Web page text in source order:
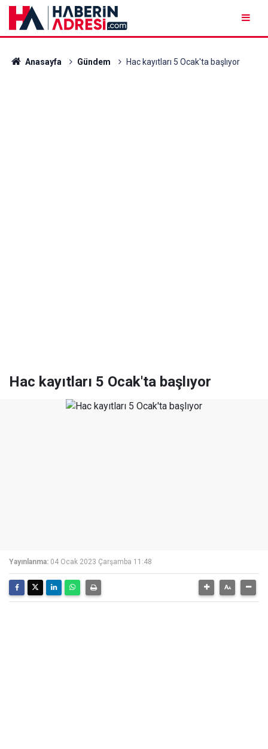
Anasayfa Gündem Hac kayıtları 5 Ocak'ta başlıyor
Hac kayıtları 5 Ocak'ta başlıyor
Yayınlanma: 04 Ocak 2023 Çarşamba 11:48